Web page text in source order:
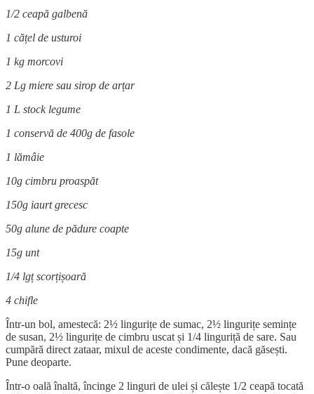
1/2 ceapă galbenă
1 cățel de usturoi
1 kg morcovi
2 Lg miere sau sirop de arțar
1 L stock legume
1 conservă de 400g de fasole
1 lămâie
10g cimbru proaspăt
150g iaurt grecesc
50g alune de pădure coapte
15g unt
1/4 lgț scorțișoară
4 chifle
Într-un bol, amestecă: 2½ lingurițe de sumac, 2½ lingurițe semințe
de susan, 2½ lingurițe de cimbru uscat și 1/4 linguriță de sare. Sau
cumpără direct zataar, mixul de aceste condimente, dacă găsești.
Pune deoparte.
Într-o oală înaltă, încinge 2 linguri de ulei și călește 1/2 ceapă tocată